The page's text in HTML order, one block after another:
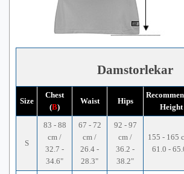
Damstorlekar
Size
Chest
(B)
Waist Hips
Height
S
83 - 88
cm /
32.7 -
34.6"
67 - 72
cm /
26.4 -
28.3"
92 - 97
cm /
36.2 -
38.2"
155 - 165
61.0 -